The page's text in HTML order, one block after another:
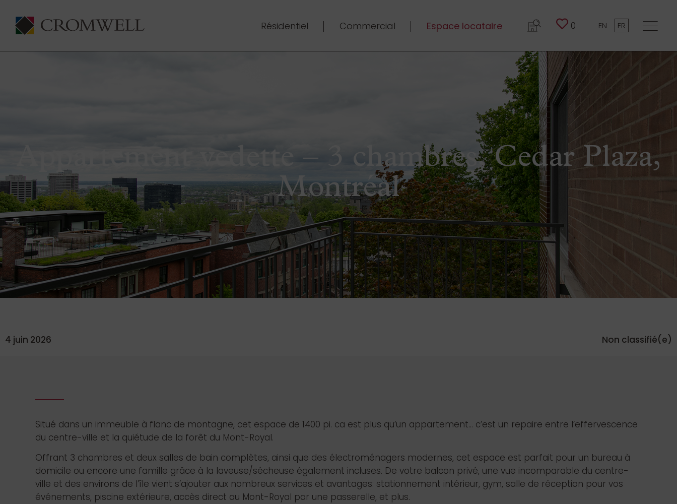
Résidentiel Commercial Espace locataire 0 EN FR
Appartement vedette – 3 chambres, Cedar Plaza,
Montréal
4 juin 2026 Non classifié(e)
Situé dans un immeuble à flanc de montagne, cet espace de 1400 pi. ca est plus qu’un appartement… c’est un repaire entre l’effervescence
du centre-ville et la quiétude de la forêt du Mont-Royal.
Offrant 3 chambres et deux salles de bain complètes, ainsi que des électroménagers modernes, cet espace est parfait pour un bureau à
domicile ou encore une famille grâce à la laveuse/sécheuse également incluses. De votre balcon privé, une vue incomparable du centre-
ville et des environs de l’île vient s’ajouter aux nombreux services et avantages: stationnement intérieur, gym, salle de réception pour vos
événements, piscine extérieure, accès direct au Mont-Royal par une passerelle, et plus.